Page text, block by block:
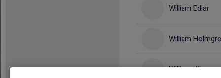
William Edlar
William
William